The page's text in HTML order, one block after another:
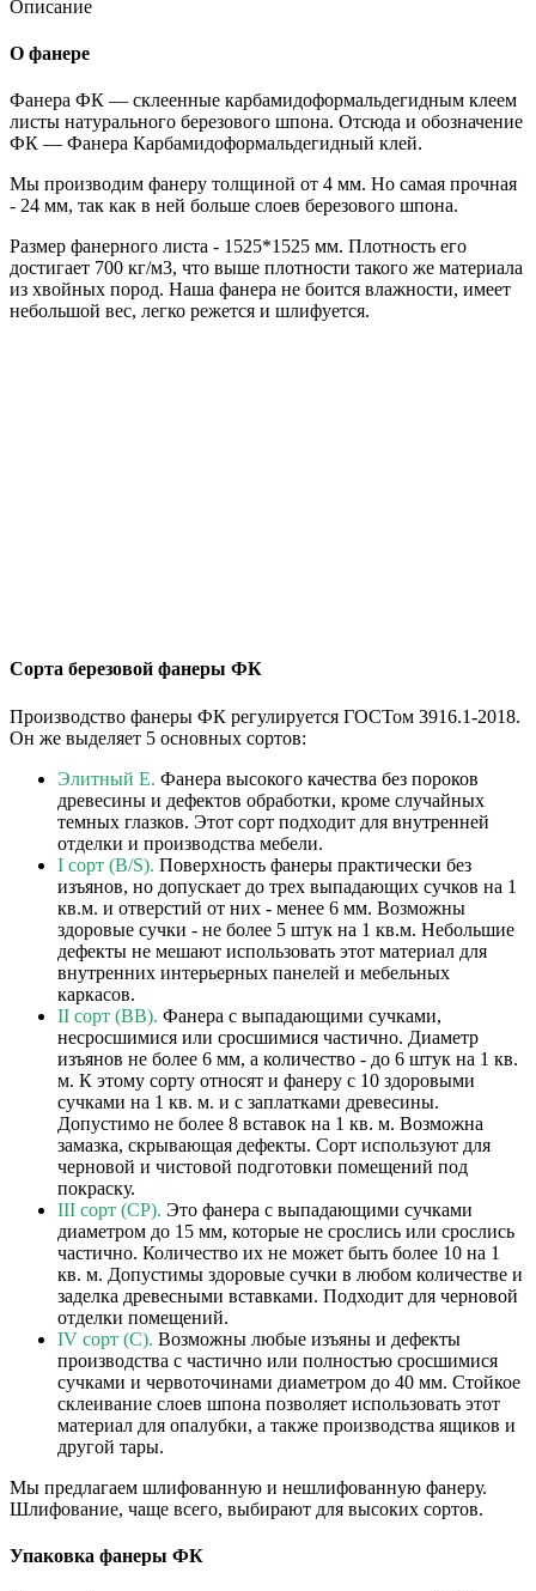
Описание
О фанере
Фанера ФК — склеенные карбамидоформальдегидным клеем
листы натурального березового шпона. Отсюда и обозначение
ФК — Фанера Карбамидоформальдегидный клей.
Мы производим фанеру толщиной от 4 мм. Но самая прочная
- 24 мм, так как в ней больше слоев березового шпона.
Размер фанерного листа - 1525*1525 мм. Плотность его
достигает 700 кг/м3, что выше плотности такого же материала
из хвойных пород. Наша фанера не боится влажности, имеет
небольшой вес, легко режется и шлифуется.
Сорта березовой фанеры ФК
Производство фанеры ФК регулируется ГОСТом 3916.1-2018.
Он же выделяет 5 основных сортов:
Элитный Е. Фанера высокого качества без пороков
древесины и дефектов обработки, кроме случайных
темных глазков. Этот сорт подходит для внутренней
отделки и производства мебели.
I сорт (B/S). Поверхность фанеры практически без
изъянов, но допускает до трех выпадающих сучков на 1
кв.м. и отверстий от них - менее 6 мм. Возможны
здоровые сучки - не более 5 штук на 1 кв.м. Небольшие
дефекты не мешают использовать этот материал для
внутренних интерьерных панелей и мебельных
каркасов.
II сорт (BB). Фанера с выпадающими сучками,
несросшимися или сросшимися частично. Диаметр
изъянов не более 6 мм, а количество - до 6 штук на 1 кв.
м. К этому сорту относят и фанеру с 10 здоровыми
сучками на 1 кв. м. и с заплатками древесины.
Допустимо не более 8 вставок на 1 кв. м. Возможна
замазка, скрывающая дефекты. Сорт используют для
черновой и чистовой подготовки помещений под
покраску.
III сорт (CP). Это фанера с выпадающими сучками
диаметром до 15 мм, которые не срослись или срослись
частично. Количество их не может быть более 10 на 1
кв. м. Допустимы здоровые сучки в любом количестве и
заделка древесными вставками. Подходит для черновой
отделки помещений.
IV сорт (С). Возможны любые изъяны и дефекты
производства с частично или полностью сросшимися
сучками и червоточинами диаметром до 40 мм. Стойкое
склеивание слоев шпона позволяет использовать этот
материал для опалубки, а также производства ящиков и
другой тары.
Мы предлагаем шлифованную и нешлифованную фанеру.
Шлифование, чаще всего, выбирают для высоких сортов.
Упаковка фанеры ФК